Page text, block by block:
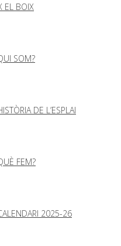
EL BOIX
SOM?
DE L’ESPLAI
FEM?
2025-26